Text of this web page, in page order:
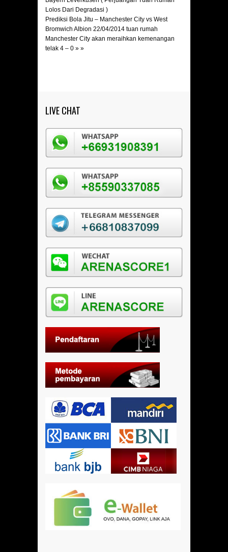
Lolos Dari Degradasi )
Prediksi Bola Jitu – Manchester City vs West
Bromwich Albion 22/04/2014 tuan rumah
Manchester City akan meraihkan kemenangan
telak 4 – 0 » »
LIVE CHAT